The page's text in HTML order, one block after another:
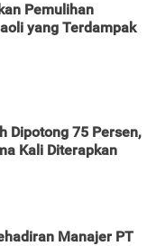
Pemulihan
yang Terdampak
Dipotong 75 Persen,
Kali Diterapkan
Manajer PT